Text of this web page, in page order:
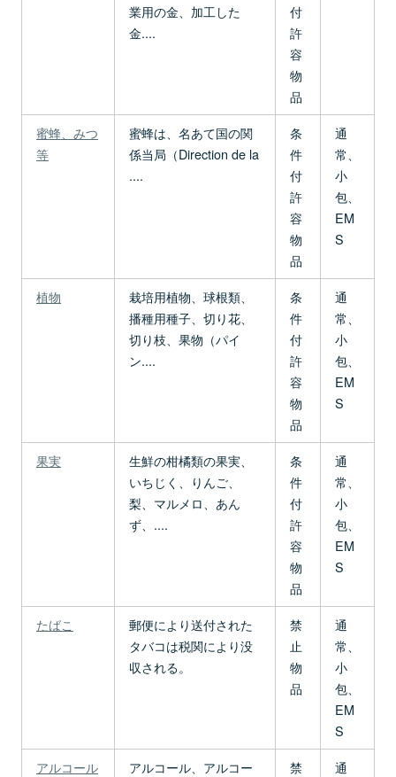
業用の金、加工した
金....
付
許
容
物
品
蜜蜂、みつ
等
蜜蜂は、名あて国の関
係当局（Direction de la
....
条
件
付
許
容
物
品
通
常、
小
包、
EM
S
植物
栽培用植物、球根類、
播種用種子、切り花、
切り枝、果物（パイ
ン....
条
件
付
許
容
物
品
通
常、
小
包、
EM
S
果実
生鮮の柑橘類の果実、
いちじく、りんご、
梨、マルメロ、あん
ず、....
条
件
付
許
容
物
品
通
常、
小
包、
EM
S
たばこ
郵便により送付された
タバコは税関により没
収される。
禁
止
物
品
通
常、
小
包、
EM
S
アルコール
アルコール、アルコー
禁
通